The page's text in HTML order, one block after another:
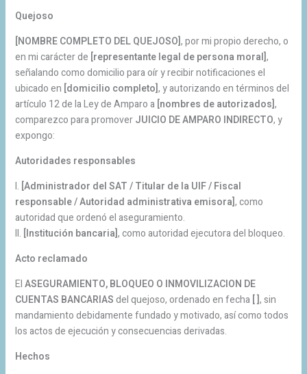
Quejoso
[NOMBRE COMPLETO DEL QUEJOSO], por mi propio derecho, o
en mi carácter de [representante legal de persona moral],
señalando como domicilio para oír y recibir notificaciones el
ubicado en [domicilio completo], y autorizando en términos del
artículo 12 de la Ley de Amparo a [nombres de autorizados],
comparezco para promoverJUICIO DE AMPARO INDIRECTO, y
expongo:
Autoridades responsables
I. [Administrador del SAT / Titular de la UIF / Fiscal
responsable / Autoridad administrativa emisora], como
autoridad que ordenó el aseguramiento.
II. [Institución bancaria], como autoridad ejecutora del bloqueo.
Acto reclamado
ElASEGURAMIENTO, BLOQUEO O INMOVILIZACION DE
CUENTAS BANCARIASdel quejoso, ordenado en fecha [ ], sin
mandamiento debidamente fundado y motivado, así como todos
los actos de ejecución y consecuencias derivadas.
Hechos